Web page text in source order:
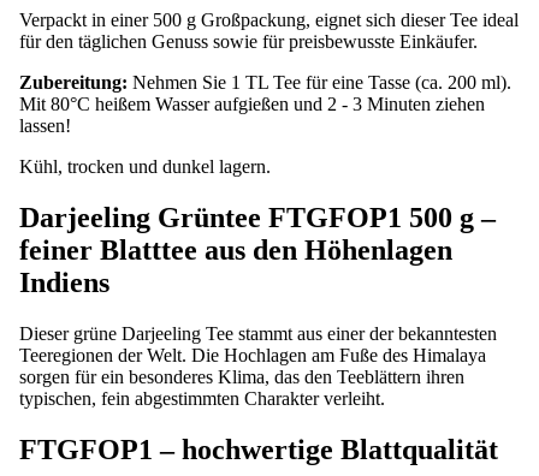
Verpackt in einer 500 g Großpackung, eignet sich dieser Tee ideal
für den täglichen Genuss sowie für preisbewusste Einkäufer.
Zubereitung: Nehmen Sie 1 TL Tee für eine Tasse (ca. 200 ml).
Mit 80°C heißem Wasser aufgießen und 2 - 3 Minuten ziehen
lassen!
Kühl, trocken und dunkel lagern.
Darjeeling Grüntee FTGFOP1 500 g –
feiner Blatttee aus den Höhenlagen
Indiens
Dieser grüne Darjeeling Tee stammt aus einer der bekanntesten
Teeregionen der Welt. Die Hochlagen am Fuße des Himalaya
sorgen für ein besonderes Klima, das den Teeblättern ihren
typischen, fein abgestimmten Charakter verleiht.
FTGFOP1 – hochwertige Blattqualität